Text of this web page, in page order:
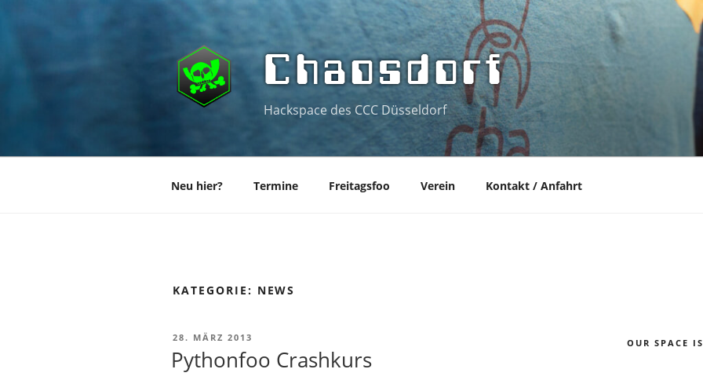
Chaosdorf
Hackspace des CCC Düsseldorf
Neu hier? Termine Freitagsfoo Verein Kontakt / Anfahrt
KATEGORIE: NEWS
VERÖFFENTLICHT
28. MÄRZ 2013
Pythonfoo Crashkurs
OUR SPACE